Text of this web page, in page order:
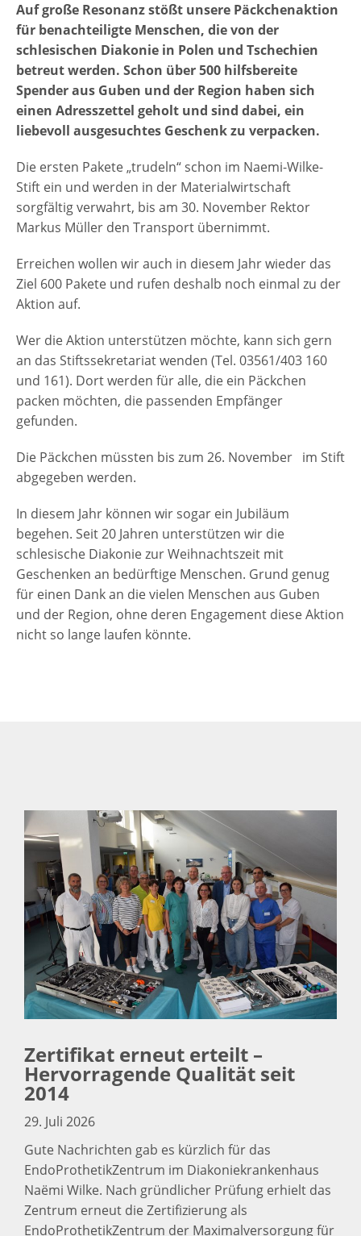
Auf große Resonanz stößt unsere Päckchenaktion
für benachteiligte Menschen, die von der
schlesischen Diakonie in Polen und Tschechien
betreut werden. Schon über 500 hilfsbereite
Spender aus Guben und der Region haben sich
einen Adresszettel geholt und sind dabei, ein
liebevoll ausgesuchtes Geschenk zu verpacken.
Die ersten Pakete „trudeln“ schon im Naemi-Wilke-
Stift ein und werden in der Materialwirtschaft
sorgfältig verwahrt, bis am 30. November Rektor
Markus Müller den Transport übernimmt.
Erreichen wollen wir auch in diesem Jahr wieder das
Ziel 600 Pakete und rufen deshalb noch einmal zu der
Aktion auf.
Wer die Aktion unterstützen möchte, kann sich gern
an das Stiftssekretariat wenden (Tel. 03561/403 160
und 161). Dort werden für alle, die ein Päckchen
packen möchten, die passenden Empfänger
gefunden.
Die Päckchen müssten bis zum 26. November im Stift
abgegeben werden.
In diesem Jahr können wir sogar ein Jubiläum
begehen. Seit 20 Jahren unterstützen wir die
schlesische Diakonie zur Weihnachtszeit mit
Geschenken an bedürftige Menschen. Grund genug
für einen Dank an die vielen Menschen aus Guben
und der Region, ohne deren Engagement diese Aktion
nicht so lange laufen könnte.
Zertifikat erneut erteilt –
Hervorragende Qualität seit
2014
29. Juli 2026
Gute Nachrichten gab es kürzlich für das
EndoProthetikZentrum im Diakoniekrankenhaus
Naëmi Wilke. Nach gründlicher Prüfung erhielt das
Zentrum erneut die Zertifizierung als
EndoProthetikZentrum der Maximalversorgung für